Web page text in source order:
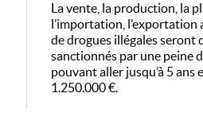
La vente, la production, la
l’importation, l’exportation
de drogues illégales seront
sanctionnés par une peine
pouvant aller jusqu’à 5 ans
1.250.000 €.